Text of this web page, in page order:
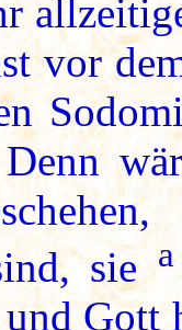
vor
siea
Gott